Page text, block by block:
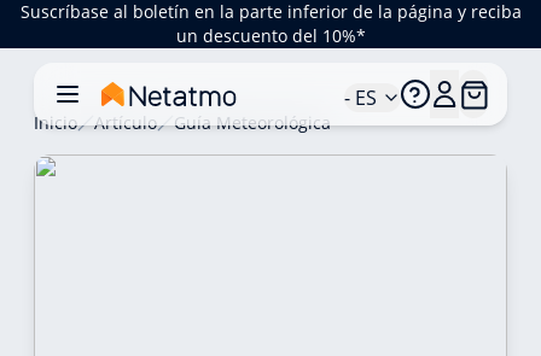
Suscríbase al boletín en la parte inferior de la página y reciba
un descuento del 10%*
- ES
Inicio Artículo Guía Meteorológica